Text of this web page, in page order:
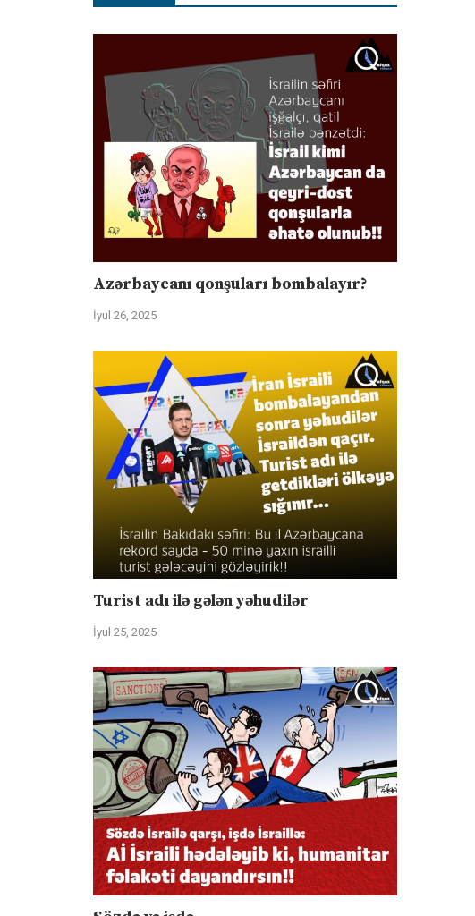
Azərbaycanı qonşuları bombalayır?
İyul 26, 2025
Turist adı ilə gələn yəhudilər
İyul 25, 2025